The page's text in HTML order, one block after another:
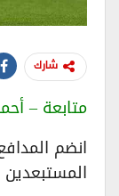
شارك
متابعة –
انضم
المستبعدين من